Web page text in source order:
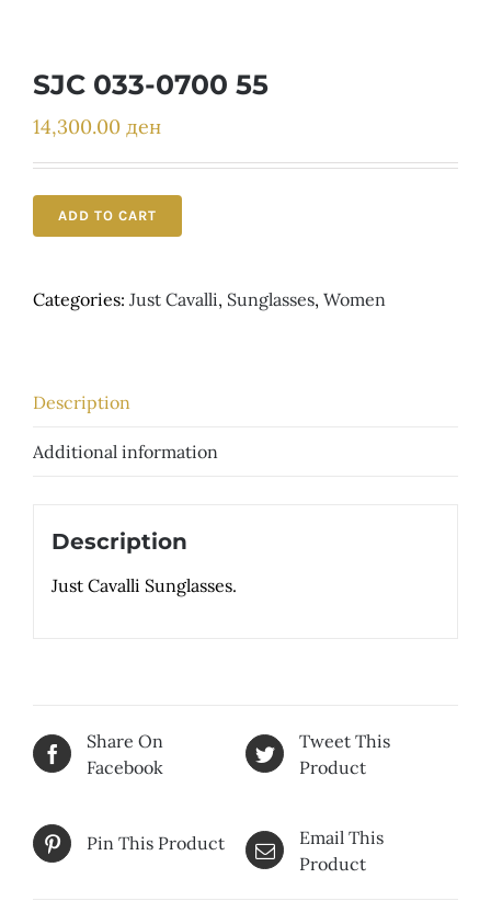
SJC 033-0700 55
14,300.00 ден
ADD TO CART
Categories: Just Cavalli, Sunglasses, Women
Description
Additional information
Description
Just Cavalli Sunglasses.
Share On
Facebook
Tweet This
Product
Pin This Product
Email This
Product